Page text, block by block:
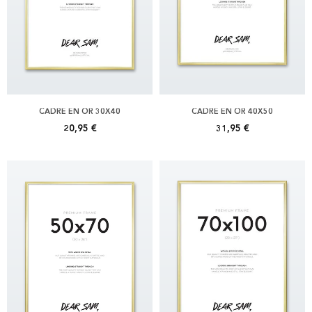
CADRE EN OR 30X40
20,95 €
CADRE EN OR 40X50
31,95 €